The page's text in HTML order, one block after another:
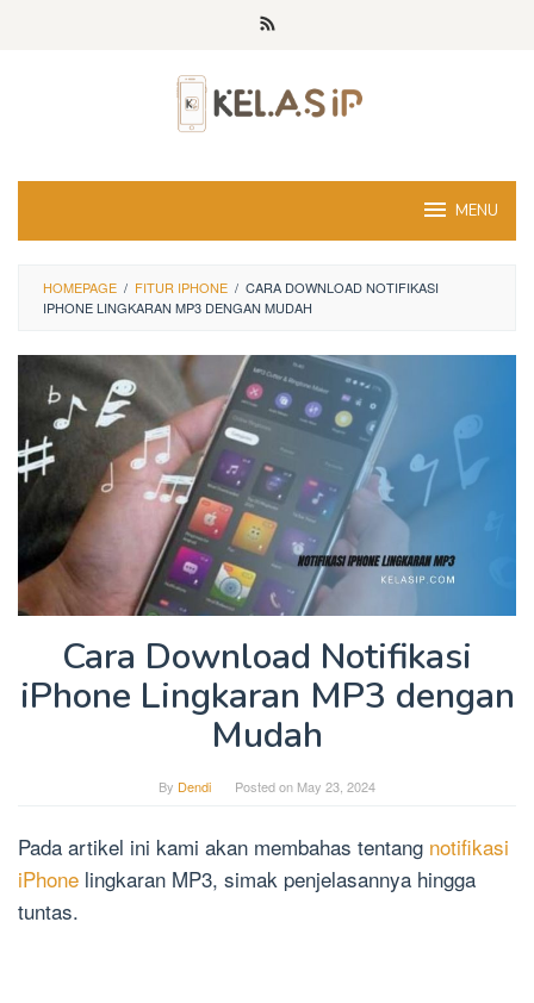
MENU
HOMEPAGE / FITUR IPHONE / CARA DOWNLOAD NOTIFIKASI
IPHONE LINGKARAN MP3 DENGAN MUDAH
Cara Download Notifikasi
iPhone Lingkaran MP3 dengan
Mudah
By Dendi Posted on May 23, 2024
Pada artikel ini kami akan membahas tentang notifikasi
iPhone lingkaran MP3, simak penjelasannya hingga
tuntas.